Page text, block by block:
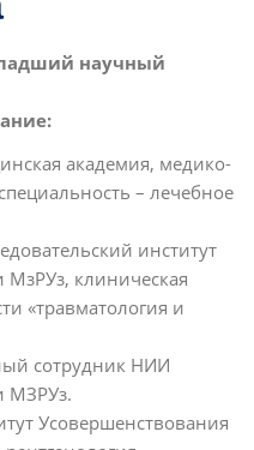
научный
академия, медико-
– лечебное
институт
МзРУз, клиническая
«травматология и
сотрудник НИИ
МЗРУз.
Усовершенствования